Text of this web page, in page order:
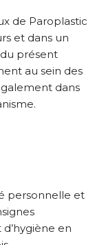
de Paroplastic
et dans un
présent
au sein des
dans
personnelle et
en